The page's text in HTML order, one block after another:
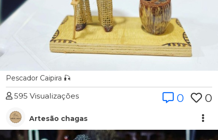
Pescador Caipira 🎣
595 Visualizações 0 0
Artesão chagas